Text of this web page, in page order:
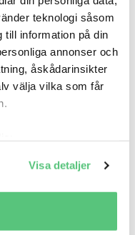
teknologi såsom
till information på din
annonser och
åskådarinsikter
välja vilka som får
upp till flera meter
att aktivt skanna den
uppgifter
Visa detaljer